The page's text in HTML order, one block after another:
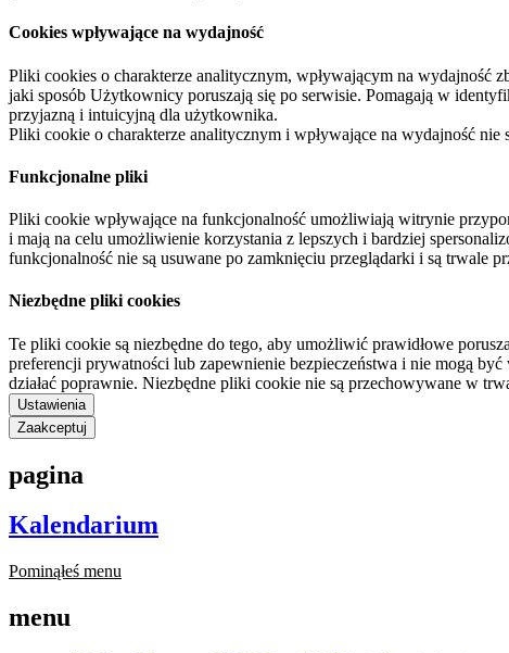
Cookies wpływające na wydajność
Pliki cookies o charakterze analitycznym, wpływającym na wydajność
jaki sposób Użytkownicy poruszają się po serwisie. Pomagają w
przyjazną i intuicyjną dla użytkownika.
Pliki cookie o charakterze analitycznym i wpływające na wydajność
Funkcjonalne pliki
Pliki cookie wpływające na funkcjonalność umożliwiają witrynie
i mają na celu umożliwienie korzystania z lepszych i bardziej
funkcjonalność nie są usuwane po zamknięciu przeglądarki i są trwale
Niezbędne pliki cookies
Te pliki cookie są niezbędne do tego, aby umożliwić prawidłowe
preferencji prywatności lub zapewnienie bezpieczeństwa i nie mogą
działać poprawnie. Niezbędne pliki cookie nie są przechowywane w
Ustawienia
Zaakceptuj
pagina
Kalendarium
Pominąłeś menu
menu